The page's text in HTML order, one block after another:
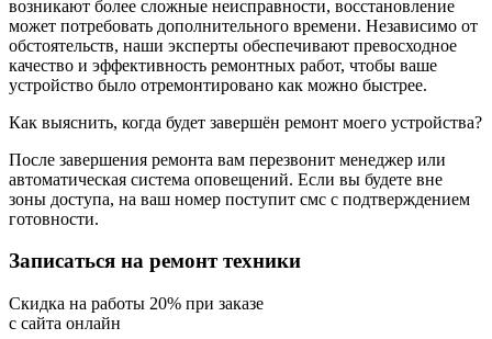
возникают более сложные неисправности, восстановление
может потребовать дополнительного времени. Независимо от
обстоятельств, наши эксперты обеспечивают превосходное
качество и эффективность ремонтных работ, чтобы ваше
устройство было отремонтировано как можно быстрее.
Как выяснить, когда будет завершён ремонт моего устройства?
После завершения ремонта вам перезвонит менеджер или
автоматическая система оповещений. Если вы будете вне
зоны доступа, на ваш номер поступит смс с подтверждением
готовности.
Записаться на ремонт техники
Cкидка на работы 20% при заказе
с сайта онлайн